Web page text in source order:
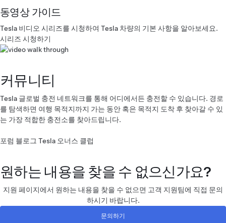
동영상 가이드
Tesla 비디오 시리즈를 시청하여 Tesla 차량의 기본 사항을 알아보세요.
시리즈 시청하기
커뮤니티
Tesla 글로벌 충전 네트워크를 통해 어디에서든 충전할 수 있습니다. 경로
를 탐색하면 여행 목적지까지 가는 동안 혹은 목적지 도착 후 찾아갈 수 있
는 가장 적합한 충전소를 찾아드립니다.​
포럼 ​블로그 Tesla 오너스 클럽
원하는 내용을 찾을 수 없으신가요?
지원 페이지에서 원하는 내용을 찾을 수 없으면 고객 지원팀에 직접 문의
하시기 바랍니다.
문의하기